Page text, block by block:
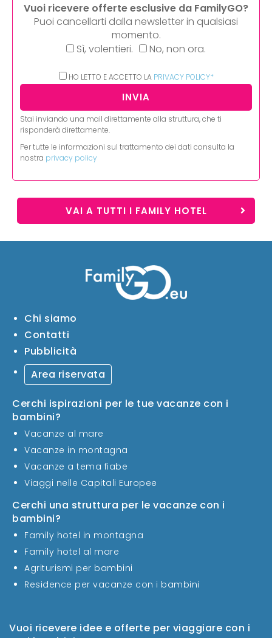
Vuoi ricevere offerte esclusive da FamilyGO?
Puoi cancellarti dalla newsletter in qualsiasi
momento.
Sì, volentieri.
No, non ora.
HO LETTO E ACCETTO LA PRIVACY POLICY*
Stai inviando una mail direttamente alla struttura, che ti
risponderà direttamente.
Per tutte le informazioni sul trattamento dei dati consulta la
nostra privacy policy
VAI A TUTTI I FAMILY HOTEL
Vuoi ricevere idee e offerte per viaggiare con i
Chi siamo
Contatti
Pubblicità
Area riservata
Cerchi ispirazioni per le tue vacanze con i
bambini?
Vacanze al mare
Vacanze in montagna
Vacanze a tema fiabe
Viaggi nelle Capitali Europee
Cerchi una struttura per le vacanze con i
bambini?
Family hotel in montagna
Family hotel al mare
Agriturismi per bambini
Residence per vacanze con i bambini